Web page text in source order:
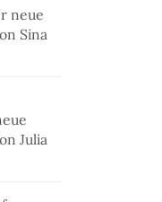
neue
Sina
Julia